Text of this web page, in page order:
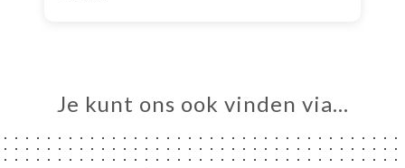
Je kunt ons ook vinden via…